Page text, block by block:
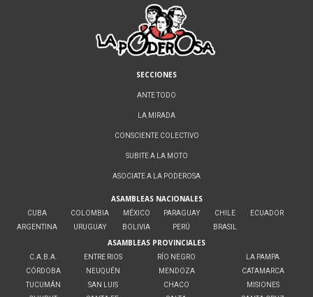
SECCIONES
ANTE TODO
LA MIRADA
CONSCIENTE COLECTIVO
SUBITE A LA MOTO
ASOCIATE A LA PODEROSA
ASAMBLEAS NACIONALES
CUBA
ARGENTINA
COLOMBIA
URUGUAY
MÉXICO
BOLIVIA
PARAGUAY
PERÚ
CHILE
BRASIL
ECUADOR
ASAMBLEAS PROVINCIALES
C.A.B.A.
CÓRDOBA
TUCUMÁN
ENTRE RIOS
NEUQUÉN
SAN LUIS
RÍO NEGRO
MENDOZA
CHACO
LA PAMPA
CATAMARCA
MISIONES